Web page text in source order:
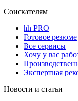
Соискателям
hh PRO
Готовое резюме
Все сервисы
Хочу у вас
Экспертная
Новости и статьи